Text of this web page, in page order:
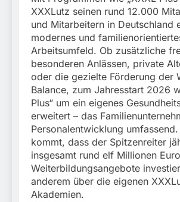
XXXLutz seinen rund 12.000
und Mitarbeitern in Deutschland
modernes und
Arbeitsumfeld. Ob zusätzliche
besonderen Anlässen, private
oder die gezielte Förderung der
Balance, zum Jahresstart 2026
Plus“ um ein eigenes
erweitert – das
Personalentwicklung
kommt, dass der Spitzenreiter
insgesamt rund elf Millionen
Weiterbildungsangebote
anderem über die eigenen
Akademien.